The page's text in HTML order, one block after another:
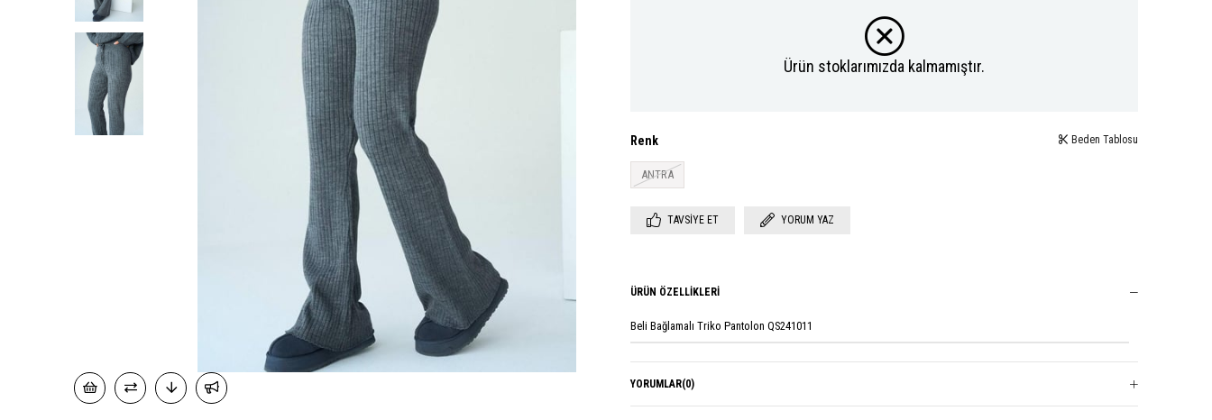
Ürün stoklarımızda kalmamıştır.
Renk
ANTRA
Beden Tablosu
TAVSIYE ET YORUM YAZ
ÜRÜN ÖZELLIKLERI
Beli Bağlamalı Triko Pantolon QS241011
YORUMLAR(0)